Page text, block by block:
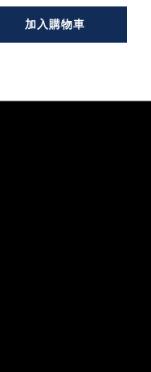
加入購物車